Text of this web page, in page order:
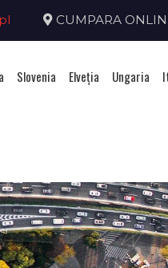
CUMPARA
Slovenia Elveţia Ungaria